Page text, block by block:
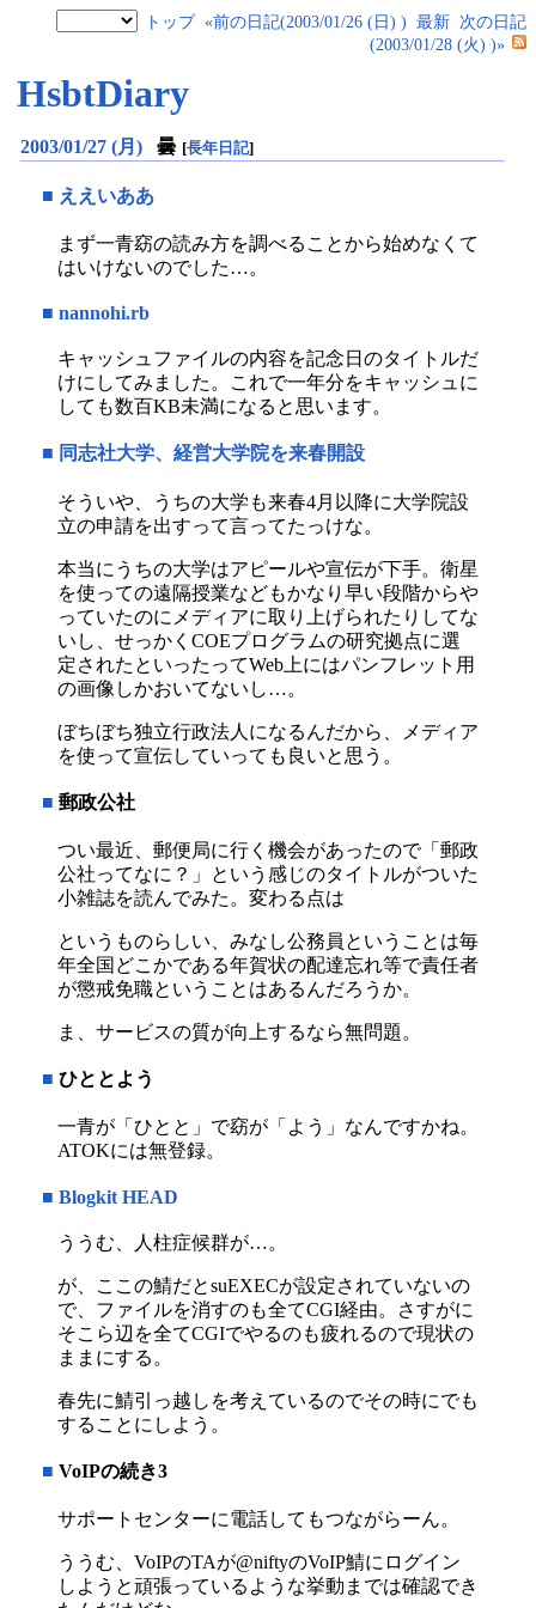
トップ «前の日記(2003/01/26 (日) ) 最新 次の日記
(2003/01/28 (火) )»
HsbtDiary
2003/01/27 (月) 曇 [長年日記]
■ ええいああ
まず一青窈の読み方を調べることから始めなくて
はいけないのでした…。
■ nannohi.rb
キャッシュファイルの内容を記念日のタイトルだ
けにしてみました。これで一年分をキャッシュに
しても数百KB未満になると思います。
■ 同志社大学、経営大学院を来春開設
そういや、うちの大学も来春4月以降に大学院設
立の申請を出すって言ってたっけな。
本当にうちの大学はアピールや宣伝が下手。衛星
を使っての遠隔授業などもかなり早い段階からや
っていたのにメディアに取り上げられたりしてな
いし、せっかくCOEプログラムの研究拠点に選
定されたといったってWeb上にはパンフレット用
の画像しかおいてないし…。
ぼちぼち独立行政法人になるんだから、メディア
を使って宣伝していっても良いと思う。
■ 郵政公社
つい最近、郵便局に行く機会があったので「郵政
公社ってなに？」という感じのタイトルがついた
小雑誌を読んでみた。変わる点は
というものらしい、みなし公務員ということは毎
年全国どこかである年賀状の配達忘れ等で責任者
が懲戒免職ということはあるんだろうか。
ま、サービスの質が向上するなら無問題。
■ ひととよう
一青が「ひとと」で窈が「よう」なんですかね。
ATOKには無登録。
■ Blogkit HEAD
ううむ、人柱症候群が…。
が、ここの鯖だとsuEXECが設定されていないの
で、ファイルを消すのも全てCGI経由。さすがに
そこら辺を全てCGIでやるのも疲れるので現状の
ままにする。
春先に鯖引っ越しを考えているのでその時にでも
することにしよう。
■ VoIPの続き3
サポートセンターに電話してもつながらーん。
ううむ、VoIPのTAが@niftyのVoIP鯖にログイン
しようと頑張っているような挙動までは確認でき